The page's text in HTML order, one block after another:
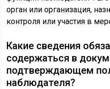
орган или организация,
контроля или участия в
Какие сведения
содержаться в
подтверждающем
наблюдателя?